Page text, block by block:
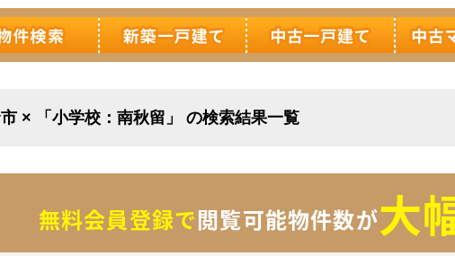
× 「小学校：南秋留」 の検索結果一覧
無料会員登録で閲覧可能物件数が大